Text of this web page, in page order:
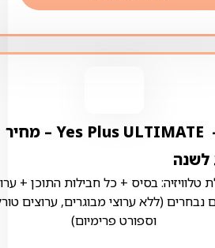
YES ‏- ‏ Yes Plus ULTIMATE – מחיר
לשנה
טלוויזיה: בסיס + כל חבילות התוכן +
נבחרים (ללא ערוצי מבוגרים, ערוצים
וספורט פרימיום)